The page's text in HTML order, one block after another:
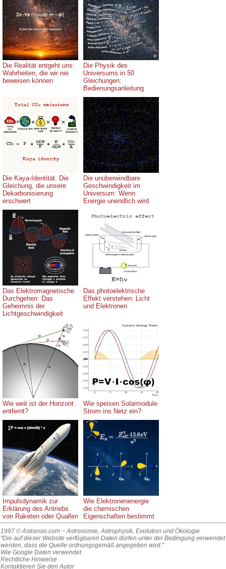
Die Realität entgeht uns:
Wahrheiten, die wir nie
beweisen können
Die Physik des
Universums in 50
Gleichungen:
Bedienungsanleitung
Die Kaya-Identität: Die
Gleichung, die unsere
Dekarbonisierung
erschwert
Die unüberwindbare
Geschwindigkeit im
Universum: Wenn
Energie unendlich wird
Das Elektromagnetische
Durchgehen: Das
Geheimnis der
Lichtgeschwindigkeit
Das photoelektrische
Effekt verstehen: Licht
und Elektronen
Wie weit ist der Horizont
entfernt?
Wie speisen Solarmodule
Strom ins Netz ein?
Impulsdynamik zur
Erklärung des Antriebs
von Raketen oder Quallen
Wie Elektronenenergie
die chemischen
Eigenschaften bestimmt
1997 © Astronoo.com − Astronomie, Astrophysik, Evolution und Ökologie.
"Die auf dieser Website verfügbaren Daten dürfen unter der Bedingung verwendet
werden, dass die Quelle ordnungsgemäß angegeben wird."
Wie Google Daten verwendet
Rechtliche Hinweise
Kontaktieren Sie den Autor